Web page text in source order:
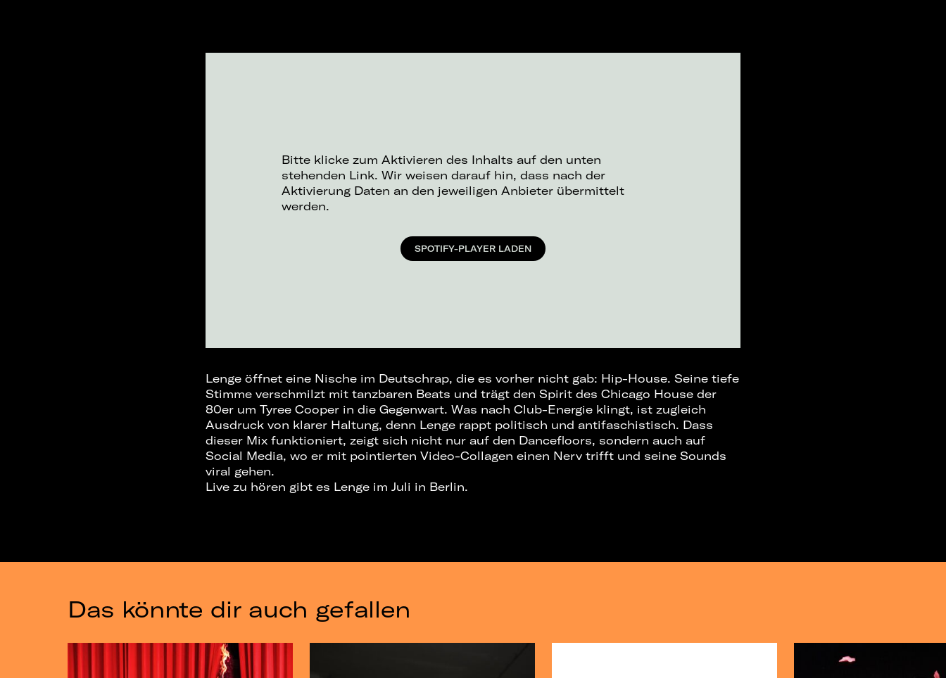
Bitte klicke zum Aktivieren des Inhalts auf den unten
stehenden Link. Wir weisen darauf hin, dass nach der
Aktivierung Daten an den jeweiligen Anbieter übermittelt
werden.
SPOTIFY-PLAYER LADEN
Lenge öffnet eine Nische im Deutschrap, die es vorher nicht gab: Hip-House. Seine tiefe
Stimme verschmilzt mit tanzbaren Beats und trägt den Spirit des Chicago House der
80er um Tyree Cooper in die Gegenwart. Was nach Club-Energie klingt, ist zugleich
Ausdruck von klarer Haltung, denn Lenge rappt politisch und antifaschistisch. Dass
dieser Mix funktioniert, zeigt sich nicht nur auf den Dancefloors, sondern auch auf
Social Media, wo er mit pointierten Video-Collagen einen Nerv trifft und seine Sounds
viral gehen.
Live zu hören gibt es Lenge im Juli in Berlin.
Das könnte dir auch gefallen